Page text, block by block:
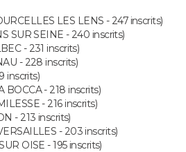
LES LENS - 247 inscrits)
SUR SEINE - 240 inscrits)
- 231 inscrits)
- 228 inscrits)
inscrits)
BOCCA - 218 inscrits)
- 216 inscrits)
- 213 inscrits)
- 203 inscrits)
OISE - 195 inscrits)